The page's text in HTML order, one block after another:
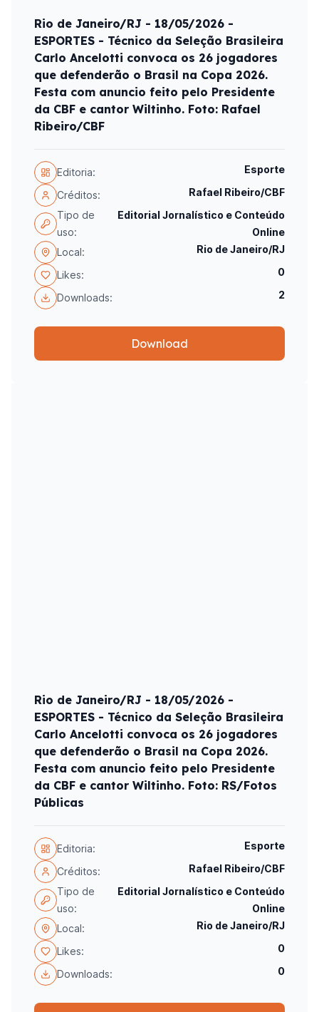
Rio de Janeiro/RJ - 18/05/2026 -
ESPORTES - Técnico da Seleção Brasileira
Carlo Ancelotti convoca os 26 jogadores
que defenderão o Brasil na Copa 2026.
Festa com anuncio feito pelo Presidente
da CBF e cantor Wiltinho. Foto: Rafael
Ribeiro/CBF
Editoria: Esporte
Créditos:
Rafael Ribeiro/CBF
Tipo de
uso:
Editorial Jornalístico e Conteúdo
Online
Local:
Rio de Janeiro/RJ
Likes: 0
Downloads: 2
Download
Rio de Janeiro/RJ - 18/05/2026 -
ESPORTES - Técnico da Seleção Brasileira
Carlo Ancelotti convoca os 26 jogadores
que defenderão o Brasil na Copa 2026.
Festa com anuncio feito pelo Presidente
da CBF e cantor Wiltinho. Foto: RS/Fotos
Públicas
Editoria: Esporte
Créditos:
Rafael Ribeiro/CBF
Tipo de
uso:
Editorial Jornalístico e Conteúdo
Online
Local:
Rio de Janeiro/RJ
Likes: 0
Downloads: 0